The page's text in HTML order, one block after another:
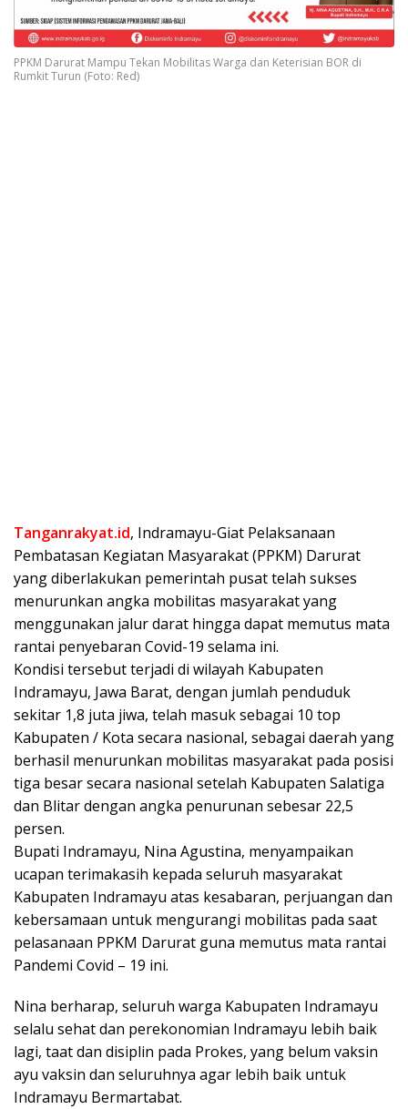
PPKM Darurat Mampu Tekan Mobilitas Warga dan Keterisian BOR di
Rumkit Turun (Foto: Red)
Tanganrakyat.id, Indramayu-Giat Pelaksanaan
Pembatasan Kegiatan Masyarakat (PPKM) Darurat
yang diberlakukan pemerintah pusat telah sukses
menurunkan angka mobilitas masyarakat yang
menggunakan jalur darat hingga dapat memutus mata
rantai penyebaran Covid-19 selama ini.
Kondisi tersebut terjadi di wilayah Kabupaten
Indramayu, Jawa Barat, dengan jumlah penduduk
sekitar 1,8 juta jiwa, telah masuk sebagai 10 top
Kabupaten / Kota secara nasional, sebagai daerah yang
berhasil menurunkan mobilitas masyarakat pada posisi
tiga besar secara nasional setelah Kabupaten Salatiga
dan Blitar dengan angka penurunan sebesar 22,5
persen.
Bupati Indramayu, Nina Agustina, menyampaikan
ucapan terimakasih kepada seluruh masyarakat
Kabupaten Indramayu atas kesabaran, perjuangan dan
kebersamaan untuk mengurangi mobilitas pada saat
pelasanaan PPKM Darurat guna memutus mata rantai
Pandemi Covid – 19 ini.
Nina berharap, seluruh warga Kabupaten Indramayu
selalu sehat dan perekonomian Indramayu lebih baik
lagi, taat dan disiplin pada Prokes, yang belum vaksin
ayu vaksin dan seluruhnya agar lebih baik untuk
Indramayu Bermartabat.